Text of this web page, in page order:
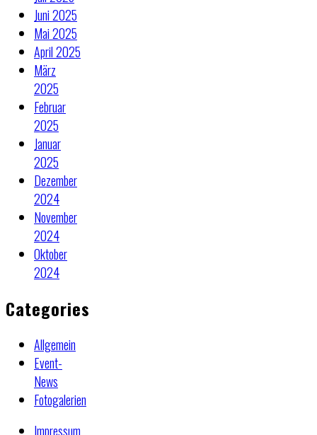
Juni 2025
Mai 2025
April 2025
März
2025
Februar
2025
Januar
2025
Dezember
2024
November
2024
Oktober
2024
Categories
Allgemein
Event-
News
Fotogalerien
Impressum